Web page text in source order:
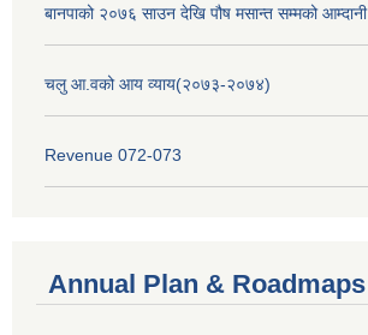
बानपाको २०७६ साउन देखि पौष मसान्त सम्मको आम्दानी
चलु आ.वको आय व्याय(२०७३-२०७४)
Revenue 072-073
Annual Plan & Roadmaps